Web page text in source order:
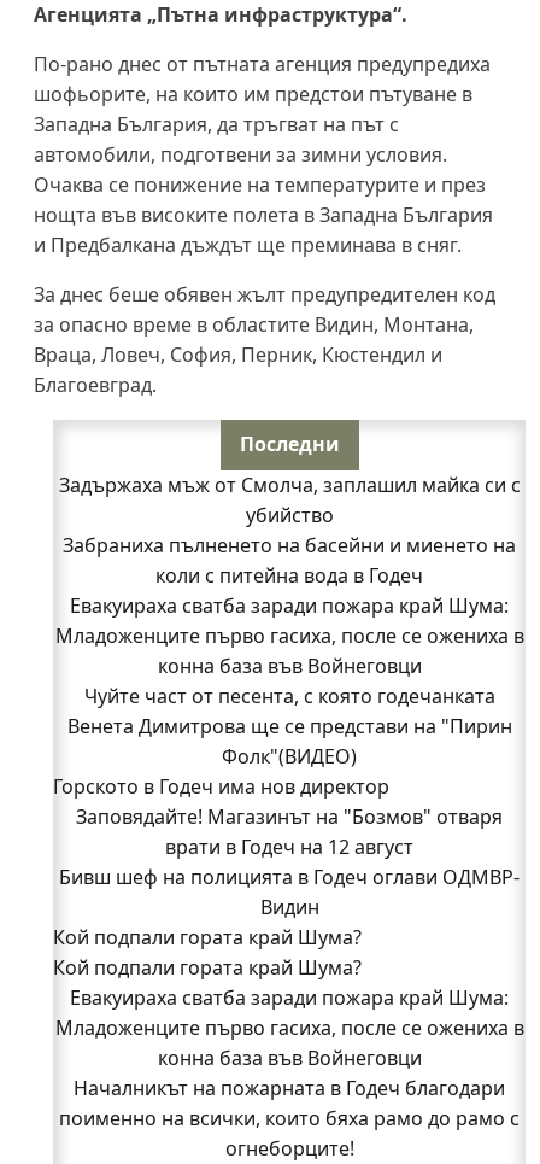
Агенцията „Пътна инфраструктура“.
По-рано днес от пътната агенция предупредиха
шофьорите, на които им предстои пътуване в
Западна България, да тръгват на път с
автомобили, подготвени за зимни условия.
Очаква се понижение на температурите и през
нощта във високите полета в Западна България
и Предбалкана дъждът ще преминава в сняг.
За днес беше обявен жълт предупредителен код
за опасно време в областите Видин, Монтана,
Враца, Ловеч, София, Перник, Кюстендил и
Благоевград.
Последни
Задържаха мъж от Смолча, заплашил майка си с
убийство
Забраниха пълненето на басейни и миенето на
коли с питейна вода в Годеч
Евакуираха сватба заради пожара край Шума:
Младоженците първо гасиха, после се ожениха в
конна база във Войнеговци
Чуйте част от песента, с която годечанката
Венета Димитрова ще се представи на "Пирин
Фолк"(ВИДЕО)
Горското в Годеч има нов директор
Заповядайте! Магазинът на "Бозмов" отваря
врати в Годеч на 12 август
Бивш шеф на полицията в Годеч оглави ОДМВР-
Видин
Кой подпали гората край Шума?
Младежи от Люлин и Део сред първите
доброволци на пожара край Шума (СНИМКИ)
Началникът на пожарната в Годеч благодари
поименно на всички, които бяха рамо до рамо с
огнеборците!
150 декара гори, треви и храсти изгоряха край
Годеч, десетки доброволци се хвърлиха в
Кой подпали гората край Шума?
Евакуираха сватба заради пожара край Шума:
Младоженците първо гасиха, после се ожениха в
конна база във Войнеговци
Началникът на пожарната в Годеч благодари
поименно на всички, които бяха рамо до рамо с
огнеборците!